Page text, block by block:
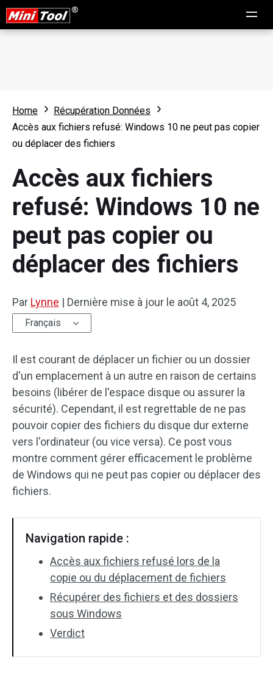
Home
Récupération Données
Accès aux fichiers refusé: Windows 10 ne peut pas copier
ou déplacer des fichiers
Accès aux fichiers
refusé: Windows 10 ne
peut pas copier ou
déplacer des fichiers
Par Lynne | Dernière mise à jour le août 4, 2025
Français
Il est courant de déplacer un fichier ou un dossier
d'un emplacement à un autre en raison de certains
besoins (libérer de l'espace disque ou assurer la
sécurité). Cependant, il est regrettable de ne pas
pouvoir copier des fichiers du disque dur externe
vers l'ordinateur (ou vice versa). Ce post vous
montre comment gérer efficacement le problème
de Windows qui ne peut pas copier ou déplacer des
fichiers.
Navigation rapide :
Accès aux fichiers refusé lors de la
copie ou du déplacement de fichiers
Récupérer des fichiers et des dossiers
sous Windows
Verdict